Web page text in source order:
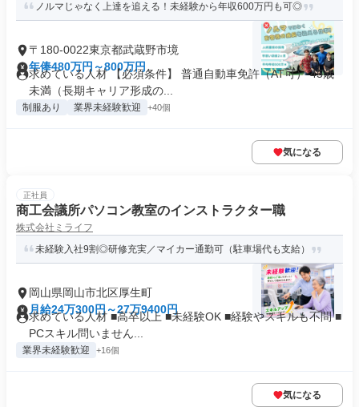
ノルマじゃなく上達を追える！未経験から年収600万円も可◎
〒180-0022東京都武蔵野市境
年俸480万円～800万円
求めている人材 【必須条件】 普通自動車免許（AT可） 45歳
未満（長期キャリア形成の...
制服あり 業界未経験歓迎 +40個
気になる
正社員
商工会議所パソコン教室のインストラクター職
株式会社ミライフ
未経験入社9割◎研修充実／マイカー通勤可（駐車場代も支給）
岡山県岡山市北区厚生町
月給24万300円～27万9400円
求めている人材 ■高卒以上 ■未経験OK ■経験やスキルも不問 ■
PCスキル問いません...
業界未経験歓迎 +16個
気になる